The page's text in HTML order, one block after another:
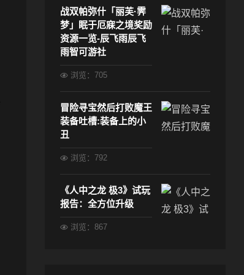
战双帕弥什「丽芙·霁
梦」眠于厄寐之境奖励
资源一览-辰飞雨辰飞
雨智可游社
浏览：705
冒险寻宝然后打败魔王
装备吐槽:装备上的小
丑
浏览：792
《人中之龙 极3》试玩
报告：全方位升级
浏览：867